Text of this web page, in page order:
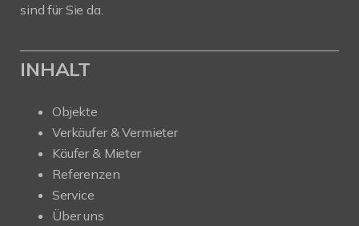
sind für Sie da.
INHALT
Objekte
Verkäufer & Vermieter
Käufer & Mieter
Referenzen
Service
Über uns